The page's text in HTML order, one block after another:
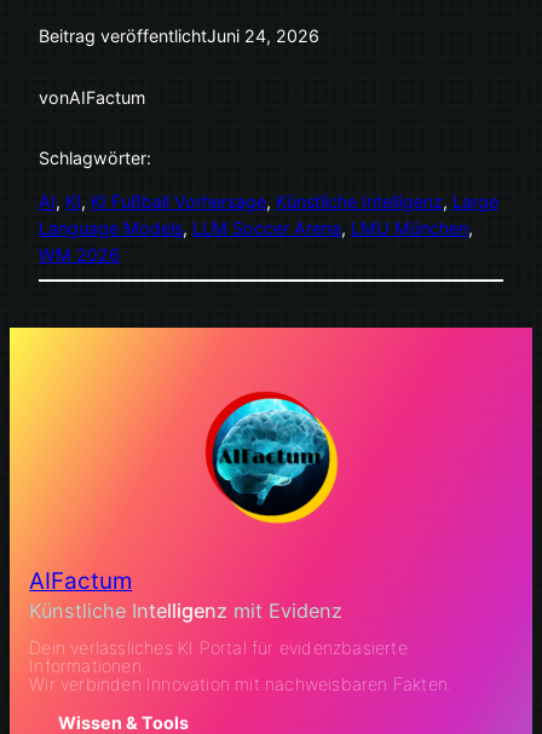
Beitrag veröffentlichtJuni 24, 2026
vonAIFactum
Schlagwörter:
AI, KI, KI Fußball Vorhersage, Künstliche Intelligenz, Large
Language Models, LLM Soccer Arena, LMU München
WM 2026
AIFactum
Künstliche Intelligenz mit Evidenz
Dein verlässliches KI Portal für evidenzbasierte
Informationen.
Wir verbinden Innovation mit nachweisbaren Fakten.
Wissen & Tools